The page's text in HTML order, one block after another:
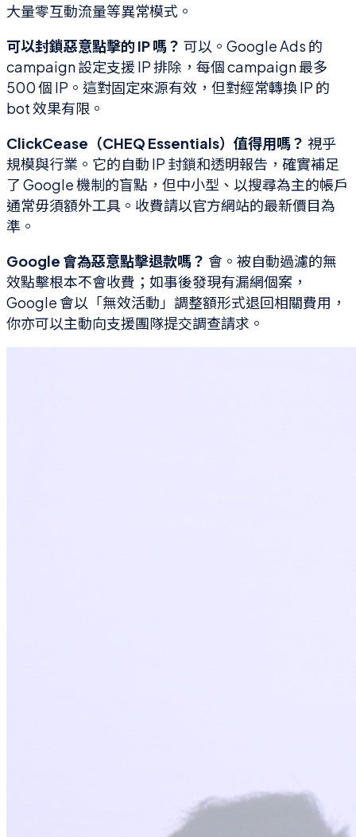
大量零互動流量等異常模式。
可以封鎖惡意點擊的 IP 嗎？ 可以。Google Ads 的
campaign 設定支援 IP 排除，每個 campaign 最多
500 個 IP。這對固定來源有效，但對經常轉換 IP 的
bot 效果有限。
ClickCease（CHEQ Essentials）值得用嗎？ 視乎
規模與行業。它的自動 IP 封鎖和透明報告，確實補足
了 Google 機制的盲點，但中小型、以搜尋為主的帳戶
通常毋須額外工具。收費請以官方網站的最新價目為
準。
Google 會為惡意點擊退款嗎？ 會。被自動過濾的無
效點擊根本不會收費；如事後發現有漏網個案，
Google 會以「無效活動」調整額形式退回相關費用，
你亦可以主動向支援團隊提交調查請求。